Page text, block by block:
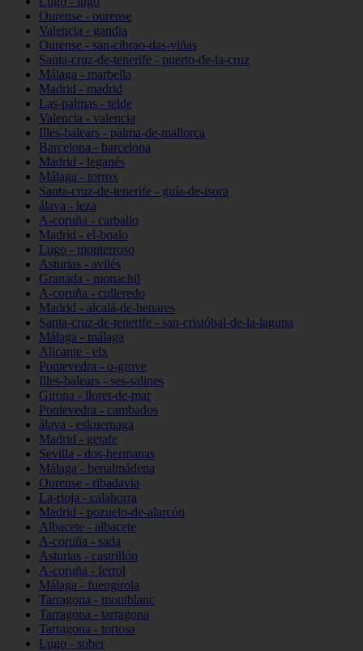
Ourense - ourense
Valencia - gandia
Ourense - san-cibrao-das-viñas
Santa-cruz-de-tenerife - puerto-de-la-cruz
Málaga - marbella
Madrid - madrid
Las-palmas - telde
Valencia - valencia
Illes-balears - palma-de-mallorca
Barcelona - barcelona
Madrid - leganés
Málaga - torrox
Santa-cruz-de-tenerife - guía-de-isora
álava - leza
A-coruña - carballo
Madrid - el-boalo
Lugo - monterroso
Asturias - avilés
Granada - monachil
A-coruña - culleredo
Madrid - alcalá-de-henares
Santa-cruz-de-tenerife - san-cristóbal-de-la-laguna
Málaga - málaga
Alicante - elx
Pontevedra - o-grove
Illes-balears - ses-salines
Girona - lloret-de-mar
Pontevedra - cambados
álava - eskuernaga
Madrid - getafe
Sevilla - dos-hermanas
Málaga - benalmádena
Ourense - ribadavia
La-rioja - calahorra
Madrid - pozuelo-de-alarcón
Albacete - albacete
A-coruña - sada
Asturias - castrillón
A-coruña - ferrol
Málaga - fuengirola
Tarragona - montblanc
Tarragona - tarragona
Tarragona - tortosa
Lugo - sober